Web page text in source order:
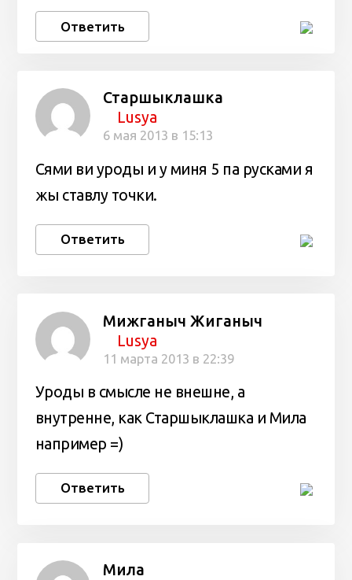
Ответить
Старшыклашка
Lusya
6 мая 2013 в 15:13
Сями ви уроды и у миня 5 па русками я
жы ставлу точки.
Ответить
Мижганыч Жиганыч
Lusya
11 марта 2013 в 22:39
Уроды в смысле не внешне, а
внутренне, как Старшыклашка и Мила
например =)
Ответить
Мила